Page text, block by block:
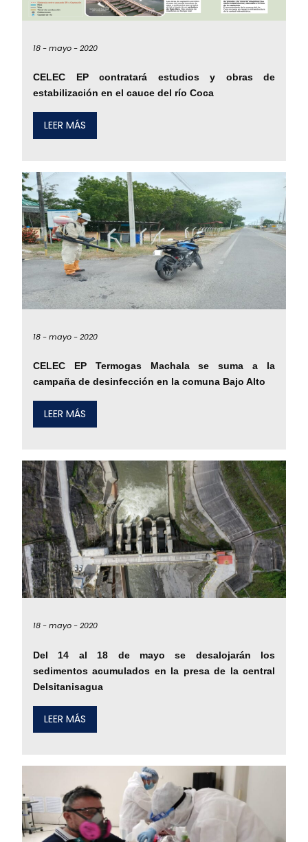
18 -mayo -2020
CELEC EP contratará estudios y obras de
estabilización en el cauce del río Coca
LEER MÁS
18 -mayo -2020
CELEC EP Termogas Machala se suma a la
campaña de desinfección en la comuna Bajo Alto
LEER MÁS
18 -mayo -2020
Del 14 al 18 de mayo se desalojarán los
sedimentos acumulados en la presa de la central
Delsitanisagua
LEER MÁS